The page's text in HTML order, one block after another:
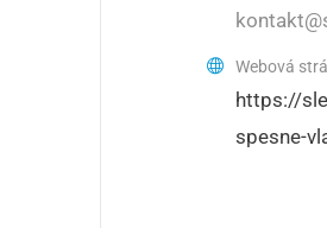
Webová
https://
spesne-